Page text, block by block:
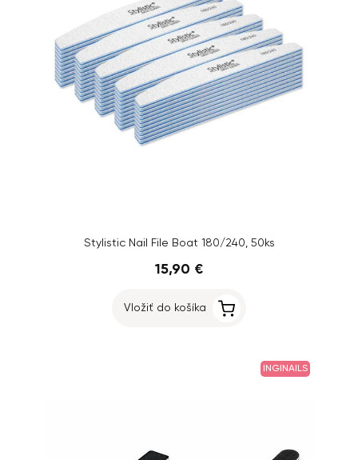
Stylistic Nail File Boat 180/240, 50ks
15,90 €
Vložiť do košíka
INGINAILS